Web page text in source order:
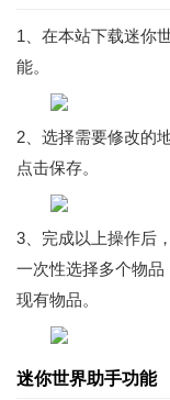
1、在本站下载迷你
能。
2、选择需要修改的
点击保存。
3、完成以上操作后
一次性选择多个物
现有物品。
迷你世界助手功能